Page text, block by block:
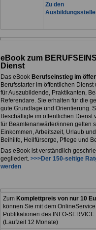
Zu den
eBook zum
Dienst
Das eBook Berufseinstieg im
Berufsstarter im öffentlichen
für Auszubildende, Praktikanten,
Referendare. Sie erhalten für die
gute Grundlage und Orientierung.
Beschäftigte im öffentlichen Dienst
für Beamtenanwärter/innen gelten
Einkommen, Arbeitszeit, Urlaub
Beihilfe, Heilfürsorge, Pflege und
Das eBook ist verständlich
gegliedert. >>>Der 150-seitige
werden
Zum Komplettpreis von nur 10
können Sie mit dem
Publikationen des INFO-SERVICE
(Laufzeit 12 Monate)